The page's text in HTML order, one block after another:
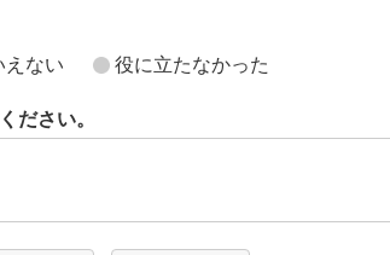
えない 役に立たなかった
ださい。